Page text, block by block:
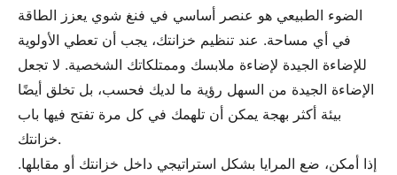
الضوء الطبيعي هو عنصر أساسي في فنغ شوي يعزز الطاقة
في أي مساحة. عند تنظيم خزانتك، يجب أن تعطي الأولوية
للإضاءة الجيدة لإضاءة ملابسك وممتلكاتك الشخصية. لا تجعل
الإضاءة الجيدة من السهل رؤية ما لديك فحسب، بل تخلق أيضًا
بيئة أكثر بهجة يمكن أن تلهمك في كل مرة تفتح فيها باب
خزانتك.
إذا أمكن، ضع المرايا بشكل استراتيجي داخل خزانتك أو مقابلها.